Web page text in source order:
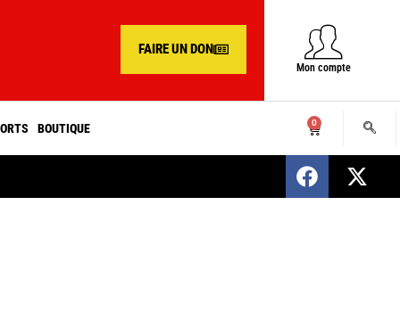
FAIRE UN DON
Mon compte
BOUTIQUE 0
SENEGAL : Nomination d’un nouveau